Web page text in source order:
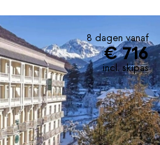
8 dagen vanaf
€ 716
incl. skipas